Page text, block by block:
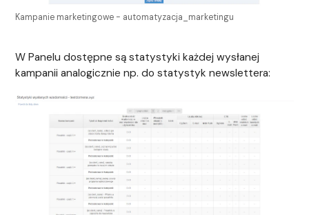
Kampanie marketingowe - automatyzacja_marketingu
W Panelu dostępne są statystyki każdej wysłanej
kampanii analogicznie np. do statystyk newslettera: